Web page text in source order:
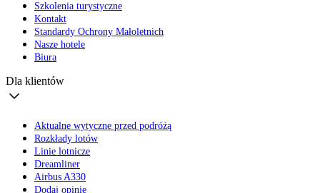
Szkolenia turystyczne
Kontakt
Standardy Ochrony Małoletnich
Nasze hotele
Biura
Dla klientów
Aktualne wytyczne przed podróżą
Rozkłady lotów
Linie lotnicze
Dreamliner
Airbus A330
Dodaj opinię